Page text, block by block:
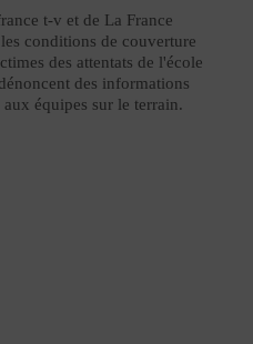
t-v et de La France
conditions de couverture
des attentats de l'école
des informations
équipes sur le terrain.